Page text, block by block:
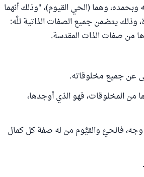
وهما (الحي القيوم)، "وذلك أنهما
يتضمن جميع الصفات الذاتية للَّه:
من صفات الذات المقدسة.
عن جميع مخلوقاته.
من المخلوقات، فهو الذي أوجدها،
فالحيُّ والقيُّوم من له صفة كل كمال